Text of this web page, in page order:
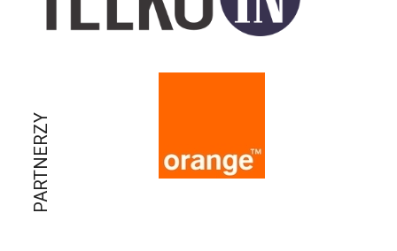
PARTNERZY